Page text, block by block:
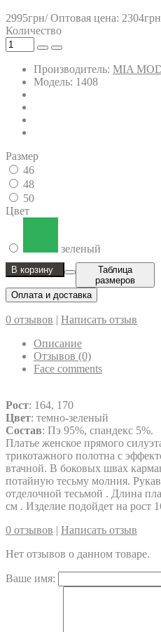
2995грн/ Оптовая цена: 2304грн
Количество
Производитель: MIA
Модель: 1408
Размер
46
48
50
Цвет
зеленый
В корзину
Таблица
размеров
Оплата и доставка
0 отзывов | Написать отзыв
Описание
Отзывов (0)
Face comments
Рост: 164, 170
Цвет: темно-зеленый
Состав: Пэ 95%, спандекс 5%.
Платье женское прямого
трикотажного полотна с
втачной. В боковых швах
потайную тесьму молния.
отделочной тесьмой . Длина
см . Изделие подойдет на рост
0 отзывов | Написать отзыв
Нет отзывов о данном товаре.
Ваше имя: